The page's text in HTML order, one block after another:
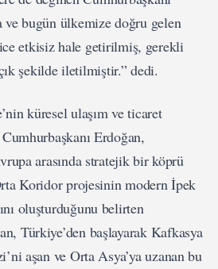
ve bugün ülkemize doğru gelen
etkisiz hale getirilmiş, gerekli
şekilde iletilmiştir.” dedi.
küresel ulaşım ve ticaret
Erdoğan,
arasında stratejik bir köprü
Koridor projesinin modern İpek
oluşturduğunu belirten
Türkiye’den başlayarak Kafkasya
aşan ve Orta Asya’ya uzanan bu